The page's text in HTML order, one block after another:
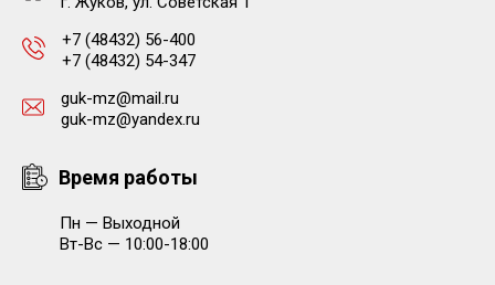
+7 (48432) 56-400
+7 (48432) 54-347
guk-mz@mail.ru
guk-mz@yandex.ru
Время работы
Пн — Выходной
Вт-Вс — 10:00-18:00